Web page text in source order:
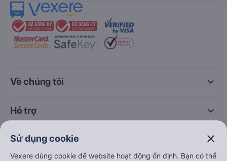
keyboard_arrow_down
Về chúng tôi
keyboard_arrow_down
Hỗ trợ
keyboard_arrow_down
Trở thành đối tác
Sử dụng cookie close
Vexere dùng cookie để website hoạt động ổn định. Bạn có thể